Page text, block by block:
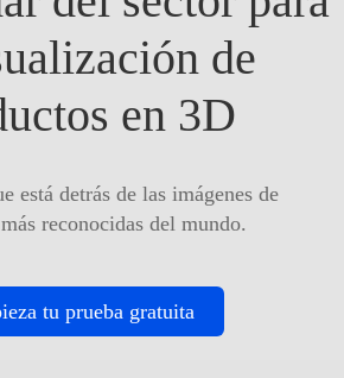
de
en 3D
está detrás de las imágenes de
reconocidas del mundo.
tu prueba gratuita